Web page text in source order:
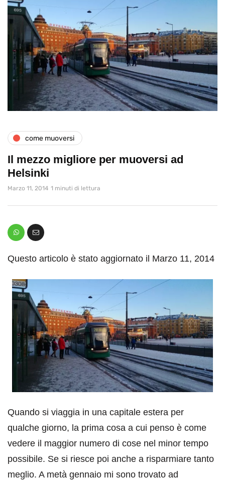
come muoversi
Il mezzo migliore per muoversi ad
Helsinki
Marzo 11, 2014 1 minuti di lettura
Questo articolo è stato aggiornato il Marzo 11, 2014
Quando si viaggia in una capitale estera per
qualche giorno, la prima cosa a cui penso è come
vedere il maggior numero di cose nel minor tempo
possibile. Se si riesce poi anche a risparmiare tanto
meglio. A metà gennaio mi sono trovato ad